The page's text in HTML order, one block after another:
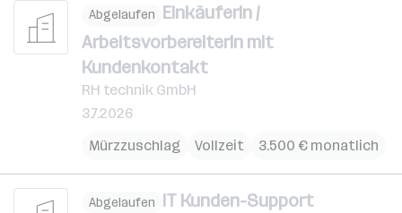
Abgelaufen EinkäuferIn /
ArbeitsvorbereiterIn mit
Kundenkontakt
RH technik GmbH
3.7.2026
Mürzzuschlag
Vollzeit 3.500 € monatlich
Abgelaufen IT Kunden-Support